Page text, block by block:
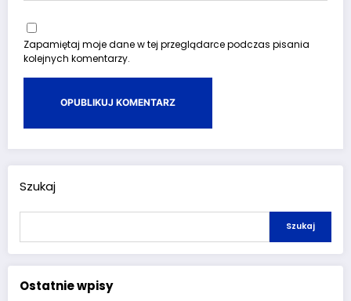
Zapamiętaj moje dane w tej przeglądarce podczas pisania
kolejnych komentarzy.
Szukaj
Szukaj
Ostatnie wpisy